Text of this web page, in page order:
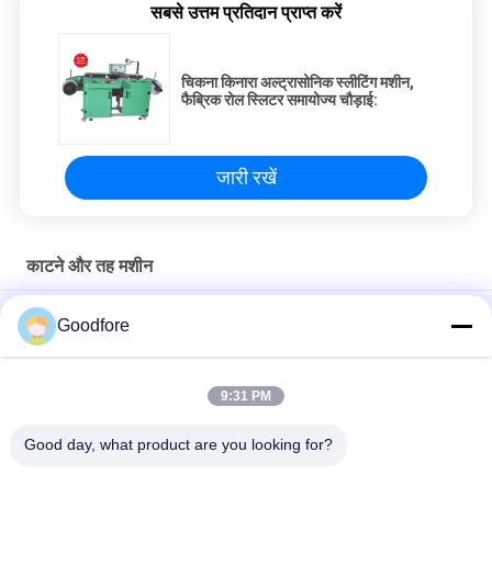
सबसे उत्तम प्रतिदान प्राप्त करें
चिकना किनारा अल्ट्रासोनिक स्लीटिंग मशीन,
फैब्रिक रोल स्लिटर समायोज्य चौड़ाई:
जारी रखें
काटने और तह मशीन
अल्ट्रासोनिक परिधान लेबल काटना और तह मशीन 220V उच्च गति
एंडफोल्ड विनील लेबल डाई कटर हॉट हीटिंग जैक्वार्ड वीविंग करघे कम चलने वाले शोर
Goodfore
9:31 PM
Good day, what product are you looking for?